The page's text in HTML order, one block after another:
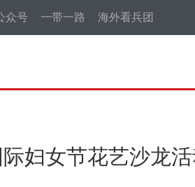
众号 一带一路 海外看兵团
妇女节花艺沙龙